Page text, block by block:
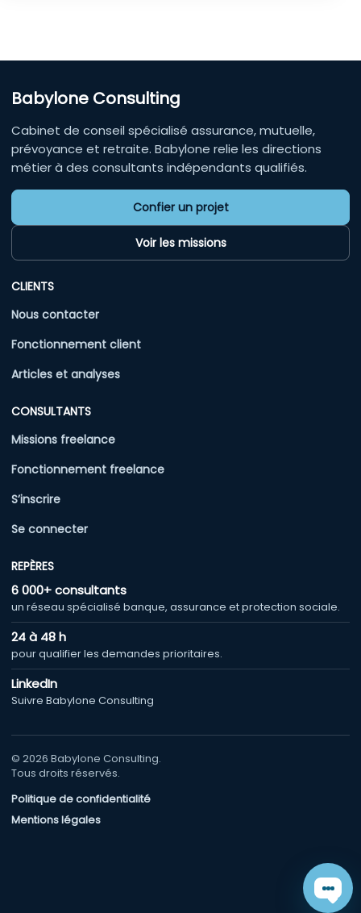
Babylone Consulting
Cabinet de conseil spécialisé assurance, mutuelle,
prévoyance et retraite. Babylone relie les directions
métier à des consultants indépendants qualifiés.
Confier un projet
Voir les missions
CLIENTS
Nous contacter
Fonctionnement client
Articles et analyses
CONSULTANTS
Missions freelance
Fonctionnement freelance
S’inscrire
Se connecter
REPÈRES
6 000+ consultants
un réseau spécialisé banque, assurance et protection sociale.
24 à 48 h
pour qualifier les demandes prioritaires.
LinkedIn
Suivre Babylone Consulting
© 2026 Babylone Consulting.
Tous droits réservés.
Politique de confidentialité
Mentions légales
Chat